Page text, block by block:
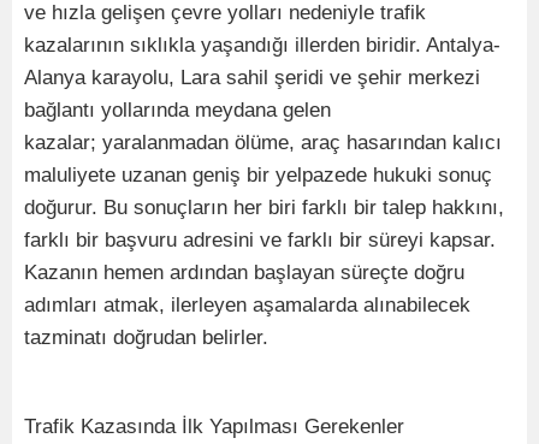
ve hızla gelişen çevre yolları nedeniyle trafik
kazalarının sıklıkla yaşandığı illerden biridir. Antalya-
Alanya karayolu, Lara sahil şeridi ve şehir merkezi
bağlantı yollarında meydana gelen
kazalar; yaralanmadan ölüme, araç hasarından kalıcı
maluliyete uzanan geniş bir yelpazede hukuki sonuç
doğurur. Bu sonuçların her biri farklı bir talep hakkını,
farklı bir başvuru adresini ve farklı bir süreyi kapsar.
Kazanın hemen ardından başlayan süreçte doğru
adımları atmak, ilerleyen aşamalarda alınabilecek
tazminatı doğrudan belirler.
Trafik Kazasında İlk Yapılması Gerekenler